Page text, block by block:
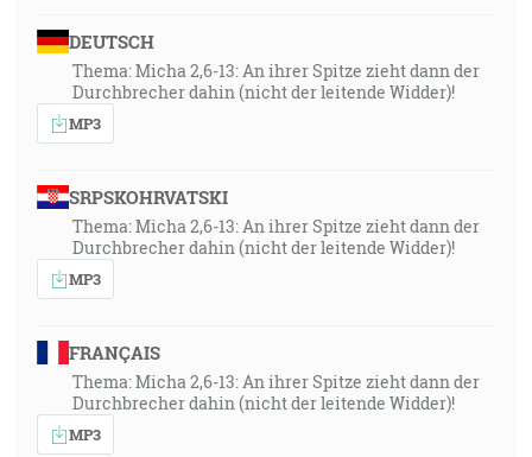
DEUTSCH
Thema: Micha 2,6-13: An ihrer Spitze zieht dann der
Durchbrecher dahin (nicht der leitende Widder)!
MP3
SRPSKOHRVATSKI
Thema: Micha 2,6-13: An ihrer Spitze zieht dann der
Durchbrecher dahin (nicht der leitende Widder)!
MP3
FRANÇAIS
Thema: Micha 2,6-13: An ihrer Spitze zieht dann der
Durchbrecher dahin (nicht der leitende Widder)!
MP3